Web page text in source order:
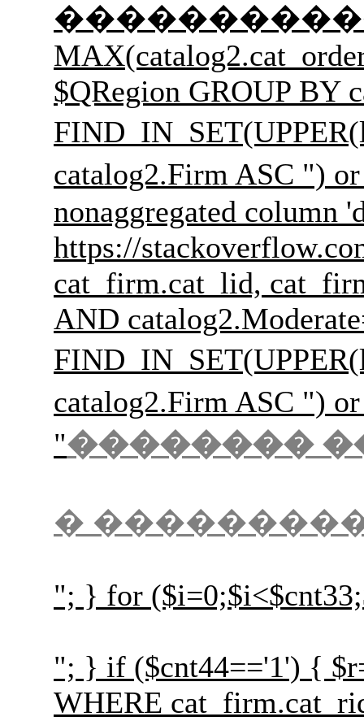
�����������
$QRegion GROUP BY
catalog2.Firm ASC
nonaggregated column
https://
cat_firm.cat_lid,
AND
catalog2.Firm
"��������
�
"; } for
"; } if ($cnt44=='1') {
WHERE